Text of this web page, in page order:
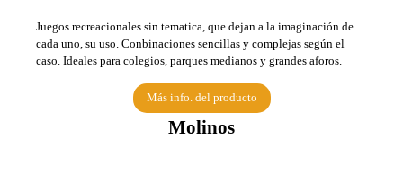
Juegos recreacionales sin tematica, que dejan a la imaginación de
cada uno, su uso. Conbinaciones sencillas y complejas según el
caso. Ideales para colegios, parques medianos y grandes aforos.
Más info. del producto
Molinos